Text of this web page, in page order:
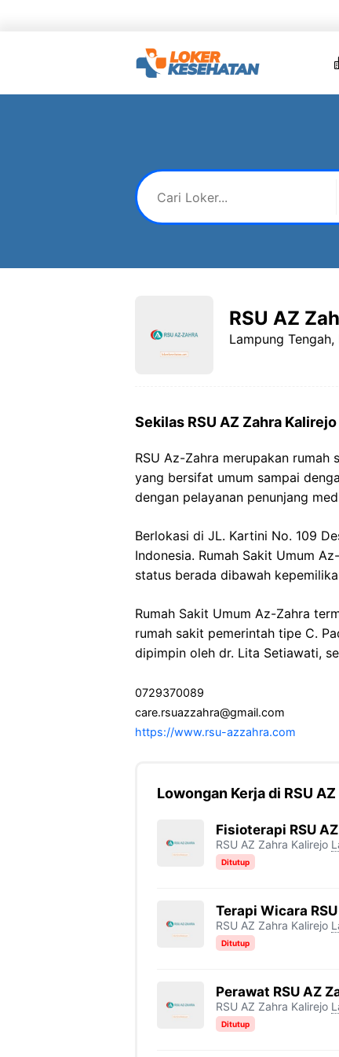
RSU AZ
Lampung Tengah,
Sekilas RSU AZ Zahra Kalirejo
RSU Az-Zahra merupakan rumah
yang bersifat umum sampai
dengan pelayanan penunjang
Berlokasi di JL. Kartini No. 109
Indonesia. Rumah Sakit Umum
status berada dibawah
Rumah Sakit Umum Az-Zahra
rumah sakit pemerintah tipe C.
dipimpin oleh dr. Lita Setiawati,
0729370089
care.rsuazzahra@gmail.com
https://www.rsu-azzahra.com
Lowongan Kerja di RSU
Fisioterapi RSU
RSU AZ Zahra Kalirejo
Ditutup
Terapi Wicara
RSU AZ Zahra Kalirejo
Ditutup
Perawat RSU AZ
RSU AZ Zahra Kalirejo
Ditutup